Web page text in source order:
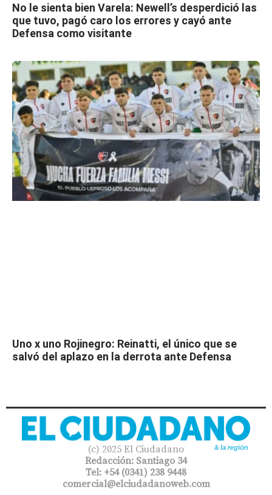
No le sienta bien Varela: Newell’s desperdició las
que tuvo, pagó caro los errores y cayó ante
Defensa como visitante
Uno x uno Rojinegro: Reinatti, el único que se
salvó del aplazo en la derrota ante Defensa
(c) 2025 El Ciudadano
Redacción: Santiago 34
Tel: +54 (0341) 238 9448
comercial@elciudadanoweb.com​